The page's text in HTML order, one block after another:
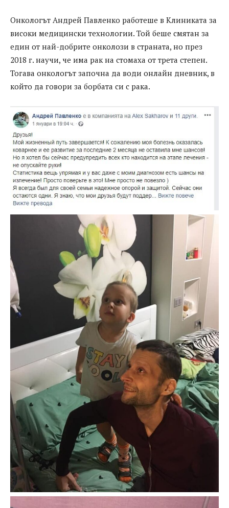
Онкологът Андрей Павленко работеше в Клиниката за
високи медицински технологии. Той беше смятан за
един от най-добрите онколози в страната, но през
2018 г. научи, че има рак на стомаха от трета степен.
Тогава онкологът започна да води онлайн дневник, в
който да говори за борбата си с рака.